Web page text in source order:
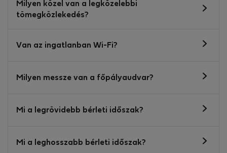
Milyen közel van a legközelebbi
tömegközlekedés?
Van az ingatlanban Wi-Fi?
Milyen messze van a főpályaudvar?
Mi a legrövidebb bérleti időszak?
Mi a leghosszabb bérleti időszak?